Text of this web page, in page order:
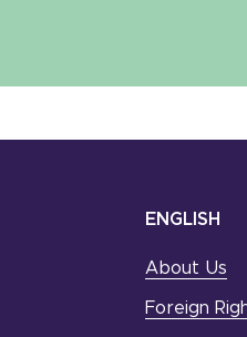
ENGLISH
About Us
Foreign